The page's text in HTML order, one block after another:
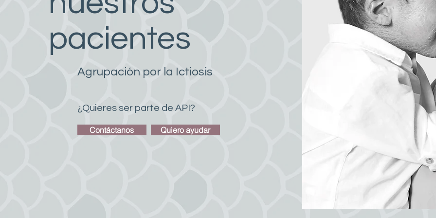
pacientes
Agrupación por la Ictiosis
¿Quieres ser parte de API?
Contáctanos Quiero ayudar